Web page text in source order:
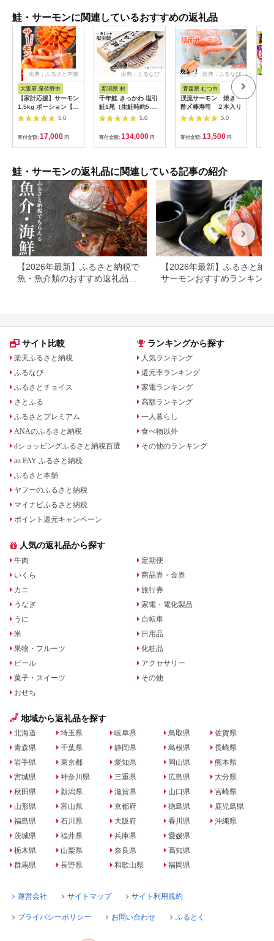
鮭・サーモンに関連しているおすすめの返礼品
出典：ふるさと本舗
大阪府 泉佐野市
【家計応援】サーモン
1.5kg ポーション【訳
あり サイズ不揃い 刺
身 海鮮丼 さーもん サ
ラダ カルパッチョ 鮭
さけ シャケ しゃけ 人
気 小分け 冷凍 スピー
5.0
寄付金額: 17,000 円
出典：ふるなび
新潟県 村
千年鮭 きっかわ 塩引
鮭1尾（生鮭時約5.2
～5.5kg）1034018
5.0
寄付金額: 134,000 円
出典：ふるなび
青森県 むつ市
渓流サーモン 焼き・
酢〆棒寿司 ２本入り
5.0
寄付金額: 13,500 円
鮭・サーモンの返礼品に関連している記事の紹介
【2026年最新】ふるさと納税で
魚・魚介類のおすすめ返礼品ラ
【2026年最新】ふるさと納
サーモンおすすめランキング
サイト比較
楽天ふるさと納税
ふるなび
ふるさとチョイス
さとふる
ふるさとプレミアム
ANAのふるさと納税
dショッピングふるさと納税百選
au PAY ふるさと納税
ふるさと本舗
ヤフーのふるさと納税
マイナビふるさと納税
ポイント還元キャンペーン
ランキングから探す
人気ランキング
還元率ランキング
家電ランキング
高額ランキング
一人暮らし
食べ物以外
その他のランキング
人気の返礼品から探す
牛肉
いくら
カニ
うなぎ
うに
米
果物・フルーツ
ビール
菓子・スイーツ
おせち
定期便
商品券・金券
旅行券
家電・電化製品
自転車
日用品
化粧品
アクセサリー
その他
地域から返礼品を探す
北海道
青森県
岩手県
宮城県
秋田県
山形県
福島県
茨城県
栃木県
群馬県
埼玉県
千葉県
東京都
神奈川県
新潟県
富山県
石川県
福井県
山梨県
長野県
岐阜県
静岡県
愛知県
三重県
滋賀県
京都府
大阪府
兵庫県
奈良県
和歌山県
鳥取県
島根県
岡山県
広島県
山口県
徳島県
香川県
愛媛県
高知県
福岡県
佐賀県
長崎県
熊本県
大分県
宮崎県
鹿児島県
沖縄県
運営会社 サイトマップ サイト利用規約
プライバシーポリシー お問い合わせ ふるとく